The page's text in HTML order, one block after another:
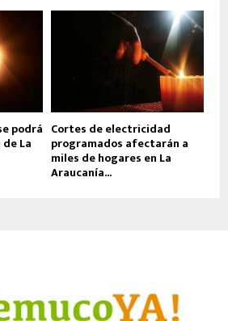
podrá
La
Cortes de electricidad
programados afectarán a
miles de hogares en La
Araucanía...